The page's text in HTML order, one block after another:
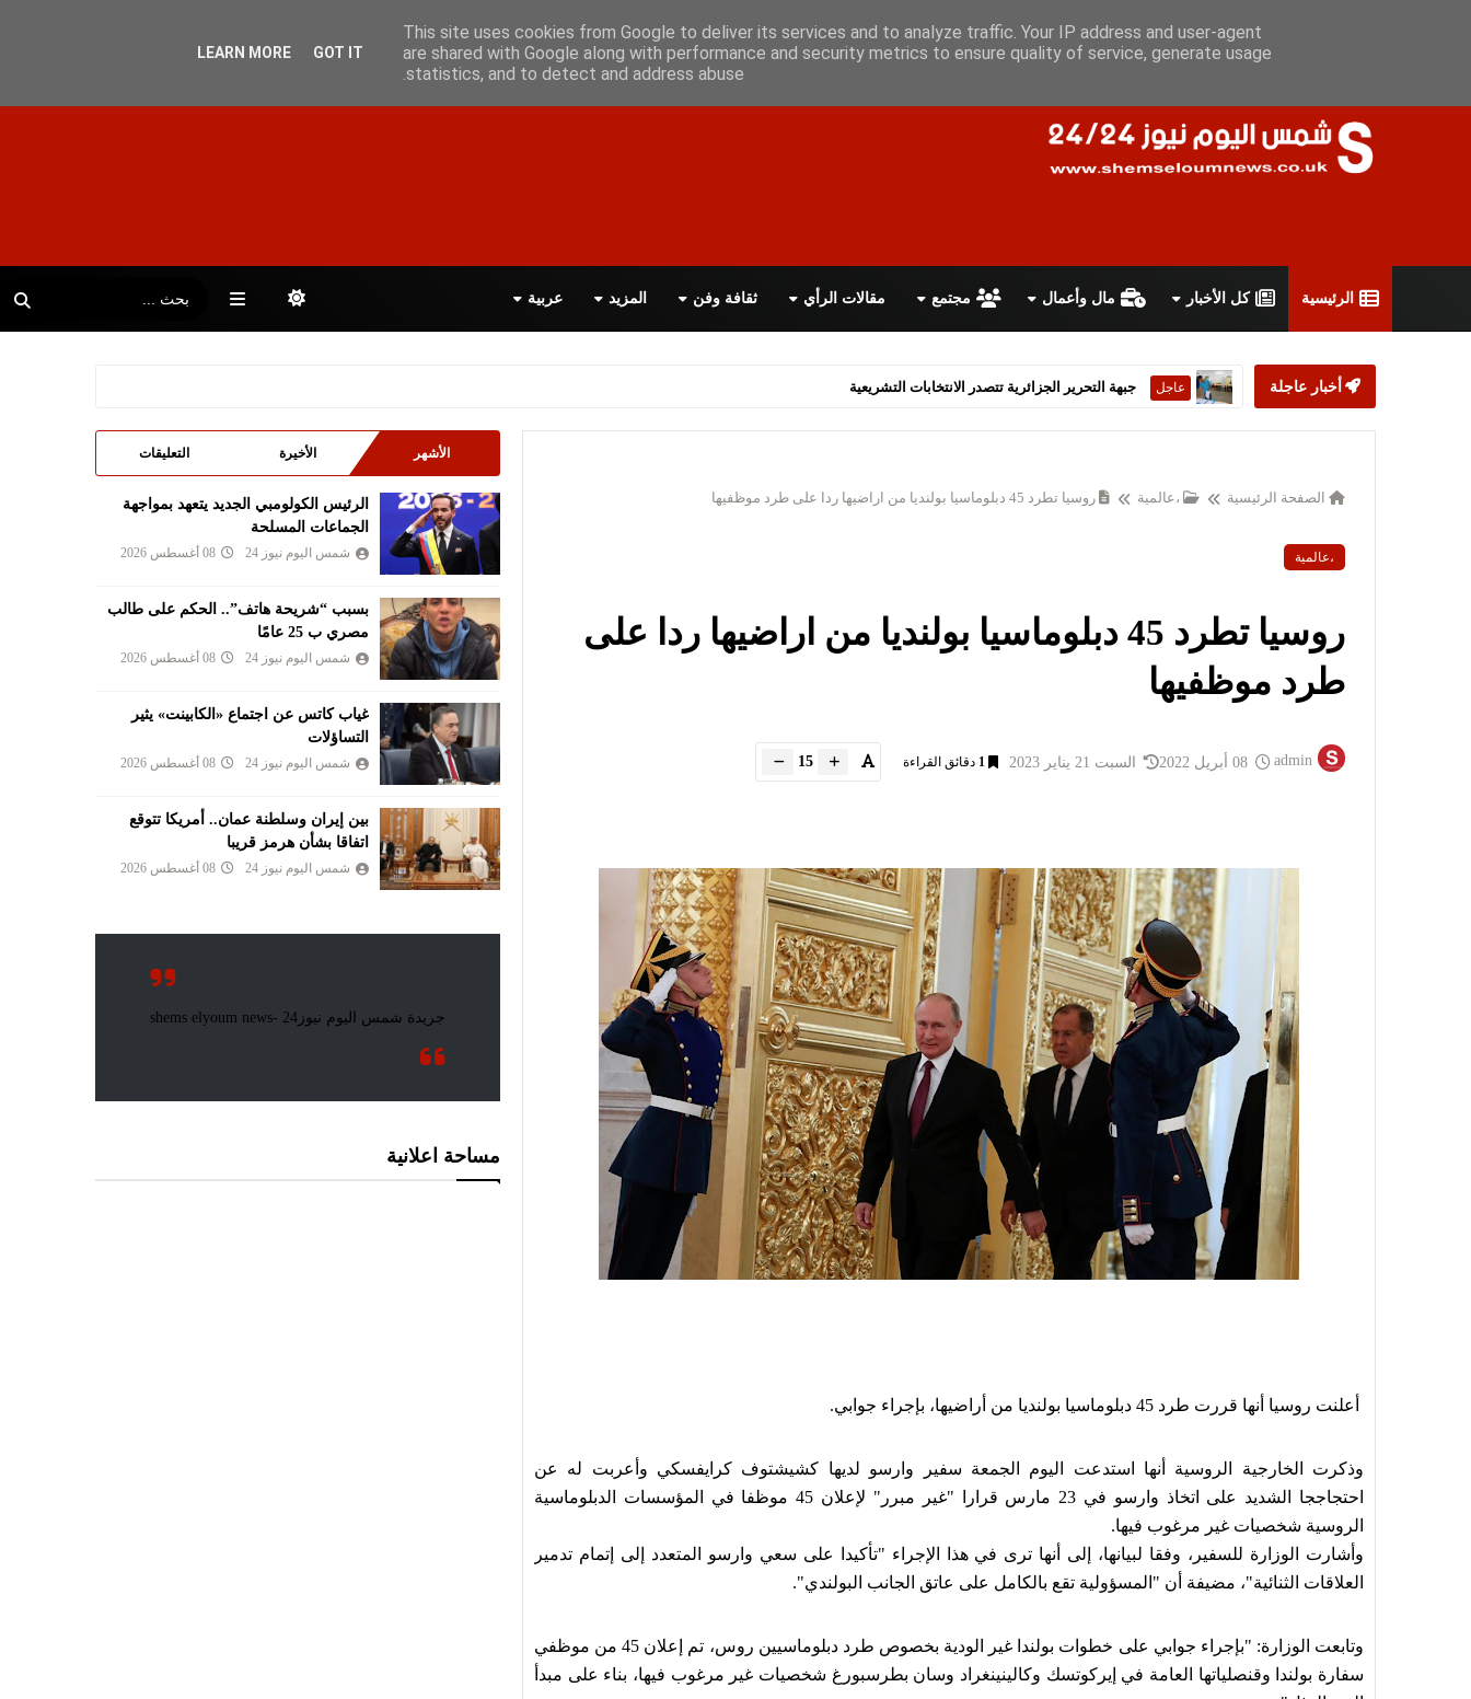
سياسة الخصوصية اتفاقية الاستخدام أعلن معانا اتصل بنا اقرأ الصحيفة PDF
الرئيسية كل الأخبار مال وأعمال مجتمع مقالات الرأي ثقافة وفن المزيد عربية
أخبار عاجلة عاجل ستارمر يعلن استقالته من رئاسة الحكومة البريطانية
الصفحة الرئيسية ،عالمية روسيا تطرد 45 دبلوماسيا بولنديا من اراضيها ردا على طرد موظفيها
،عالمية
روسيا تطرد 45 دبلوماسيا بولنديا من اراضيها ردا على
طرد موظفيها
admin السبت 21 يناير 2023 1 دقائق القراءة 15
أعلنت روسيا أنها قررت طرد 45 دبلوماسيا بولنديا من أراضيها، بإجراء جوابي.
وذكرت الخارجية الروسية أنها استدعت اليوم الجمعة سفير وارسو لديها كشيشتوف كرايفسكي وأعربت له عن
احتجاججا الشديد على اتخاذ وارسو في 23 مارس قرارا "غير مبرر" لإعلان 45 موظفا في المؤسسات الدبلوماسية
الروسية شخصيات غير مرغوب فيها.
وأشارت الوزارة للسفير، وفقا لبيانها، إلى أنها ترى في هذا الإجراء "تأكيدا على سعي وارسو المتعدد إلى إتمام تدمير
العلاقات الثنائية"، مضيفة أن "المسؤولية تقع بالكامل على عاتق الجانب البولندي".
وتابعت الوزارة: "بإجراء جوابي على خطوات بولندا غير الودية بخصوص طرد دبلوماسيين روس، تم إعلان 45 من موظفي
سفارة بولندا وقنصلياتها العامة في إيركوتسك وكالينينغراد وسان بطرسبورغ شخصيات غير مرغوب فيها، بناء على مبدأ
الأشهر الأخيرة التعليقات
الرئيس الكولومبي الجديد يتعهد بمواجهة
الجماعات المسلحة
شمس اليوم نيوز 24 08 أغسطس 2026
بسبب “شريحة هاتف”.. الحكم على طالب
مصري ب 25 عامًا
شمس اليوم نيوز 24 08 أغسطس 2026
غياب كاتس عن اجتماع «الكابينت» يثير
التساؤلات
شمس اليوم نيوز 24 08 أغسطس 2026
بين إيران وسلطنة عمان.. أمريكا تتوقع
اتفاقا بشأن هرمز قريبا
شمس اليوم نيوز 24 08 أغسطس 2026
مساحة اعلانية
This site uses cookies from Google to deliver its services and to analyze traffic. Your IP address and user-agent
are shared with Google along with performance and security metrics to ensure quality of service, generate usage
statistics, and to detect and address abuse.
LEARN MORE GOT IT